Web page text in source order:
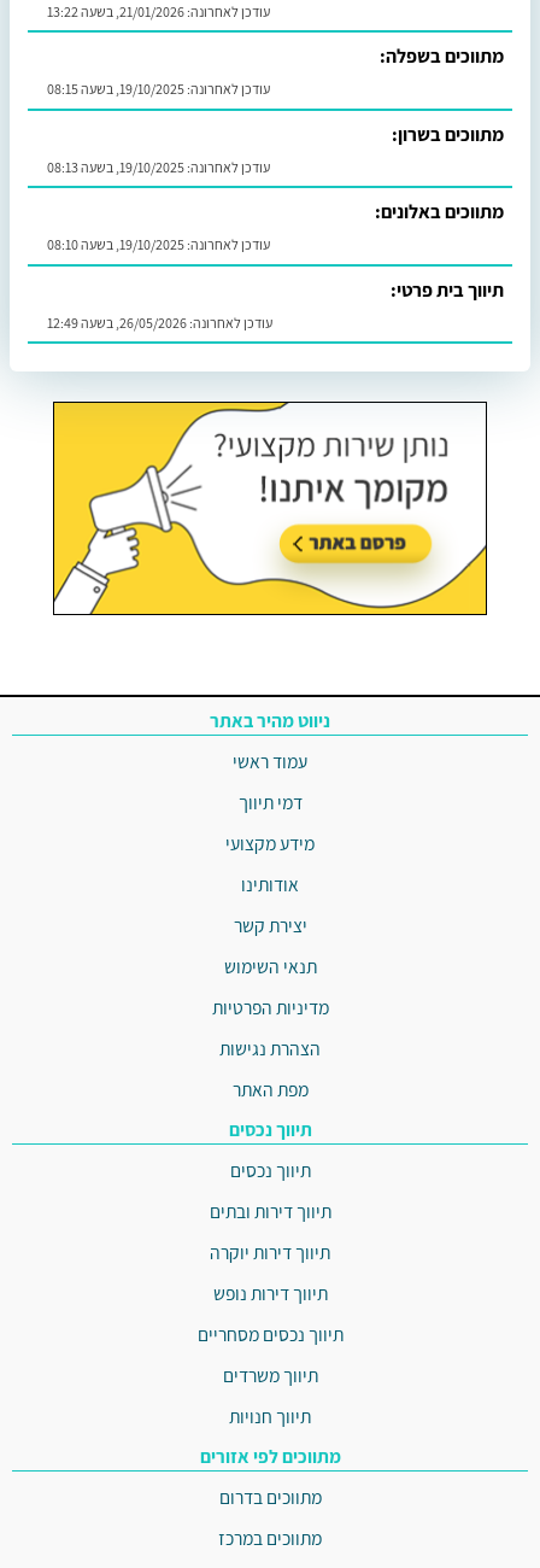
עודכן לאחרונה: 21/01/2026, בשעה 13:22
מתווכים בשפלה:
עודכן לאחרונה: 19/10/2025, בשעה 08:15
מתווכים בשרון:
עודכן לאחרונה: 19/10/2025, בשעה 08:13
מתווכים באלונים:
עודכן לאחרונה: 19/10/2025, בשעה 08:10
תיווך בית פרטי:
עודכן לאחרונה: 26/05/2026, בשעה 12:49
ניווט מהיר באתר
עמוד ראשי
דמי תיווך
מידע מקצועי
אודותינו
יצירת קשר
תנאי השימוש
מדיניות הפרטיות
הצהרת נגישות
מפת האתר
תיווך נכסים
תיווך נכסים
תיווך דירות ובתים
תיווך דירות יוקרה
תיווך דירות נופש
תיווך נכסים מסחריים
תיווך משרדים
תיווך חנויות
מתווכים לפי אזורים
מתווכים בדרום
מתווכים במרכז